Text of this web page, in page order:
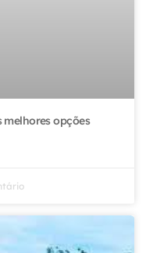
melhores opções